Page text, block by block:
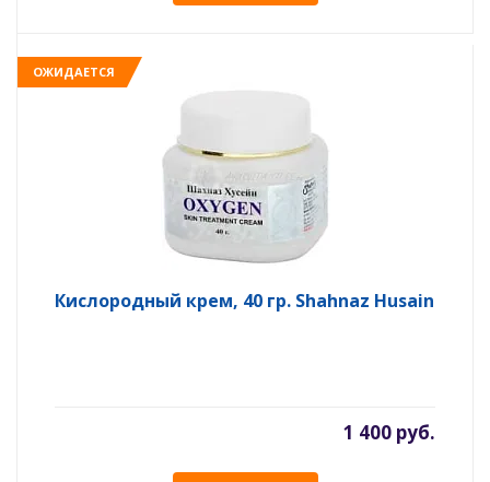
ОЖИДАЕТСЯ
Кислородный крем, 40 гр. Shahnaz Husain
1 400 руб.